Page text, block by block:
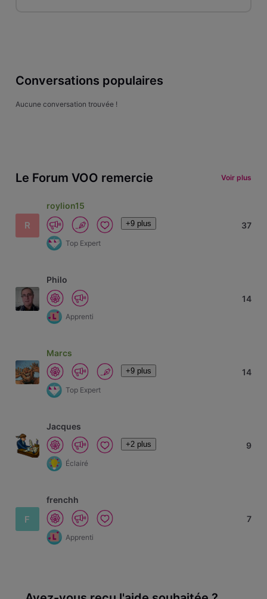
Conversations populaires
Aucune conversation trouvée !
Le Forum VOO remercie Voir plus
R
roylion15
+9 plus
Top Expert
37
Philo
Apprenti
14
Marcs
+9 plus
Top Expert
14
Jacques
+2 plus
Éclairé
9
F
frenchh
Apprenti
7